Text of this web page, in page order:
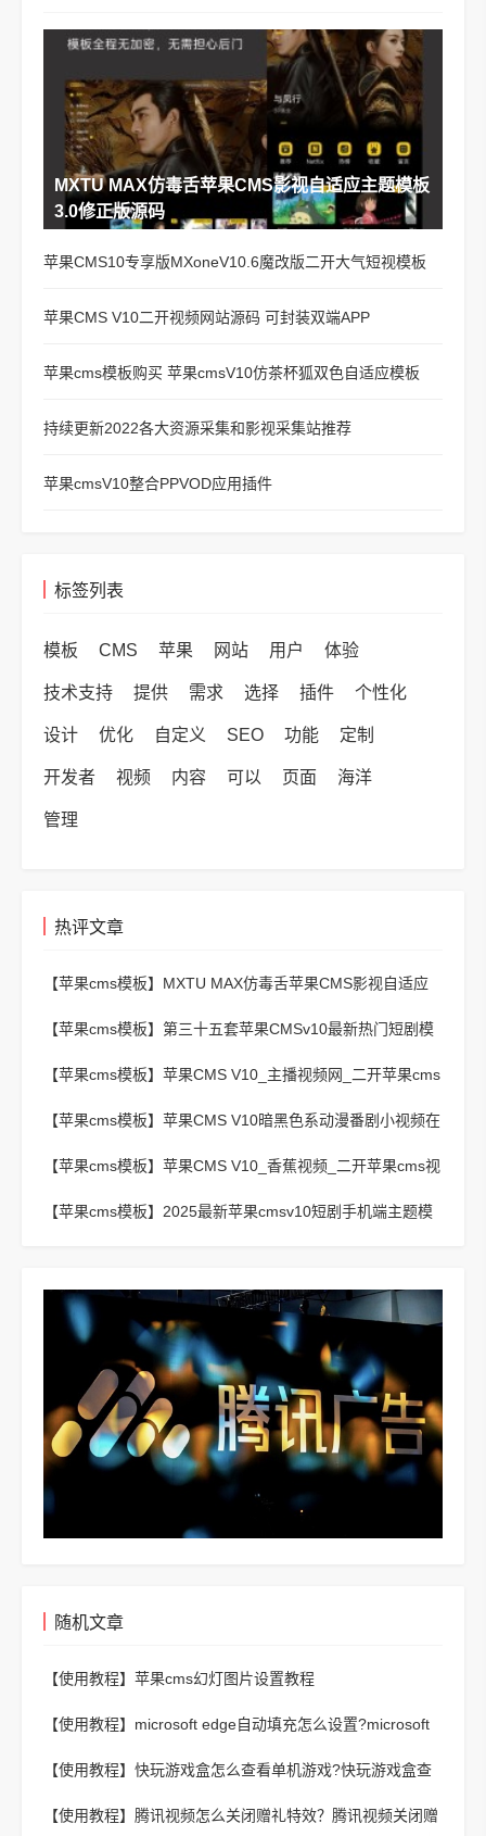
MXTU MAX仿毒舌苹果CMS影视自适应主题模板
3.0修正版源码
苹果CMS10专享版MXoneV10.6魔改版二开大气短视模板
苹果CMS V10二开视频网站源码 可封装双端APP
苹果cms模板购买 苹果cmsV10仿茶杯狐双色自适应模板
持续更新2022各大资源采集和影视采集站推荐
苹果cmsV10整合PPVOD应用插件
标签列表
模板 CMS 苹果 网站 用户 体验
技术支持 提供 需求 选择 插件 个性化
设计 优化 自定义 SEO 功能 定制
开发者 视频 内容 可以 页面 海洋
管理
热评文章
【苹果cms模板】 MXTU MAX仿毒舌苹果CMS影视自适应
【苹果cms模板】 第三十五套苹果CMSv10最新热门短剧模
【苹果cms模板】 苹果CMS V10_主播视频网_二开苹果cms
【苹果cms模板】 苹果CMS V10暗黑色系动漫番剧小视频在
【苹果cms模板】 苹果CMS V10_香蕉视频_二开苹果cms视
【苹果cms模板】 2025最新苹果cmsv10短剧手机端主题模
随机文章
【使用教程】 苹果cms幻灯图片设置教程
【使用教程】 microsoft edge自动填充怎么设置?microsoft
【使用教程】 快玩游戏盒怎么查看单机游戏?快玩游戏盒查
【使用教程】 腾讯视频怎么关闭赠礼特效？腾讯视频关闭赠